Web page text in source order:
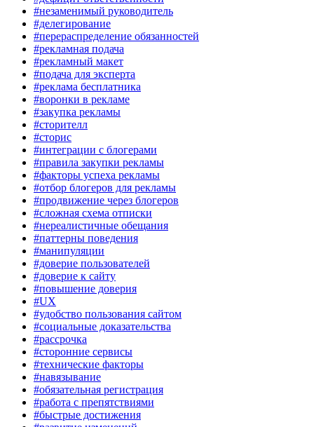
#незаменимый руководитель
#делегирование
#перераспределение обязанностей
#рекламная подача
#рекламный макет
#подача для эксперта
#реклама бесплатника
#воронки в рекламе
#закупка рекламы
#сторителл
#сторис
#интеграции с блогерами
#правила закупки рекламы
#факторы успеха рекламы
#отбор блогеров для рекламы
#продвижение через блогеров
#сложная схема отписки
#нереалистичные обещания
#паттерны поведения
#манипуляции
#доверие пользователей
#доверие к сайту
#повышение доверия
#UX
#удобство пользования сайтом
#социальные доказательства
#рассрочка
#сторонние сервисы
#технические факторы
#навязывание
#обязательная регистрация
#работа с препятствиями
#быстрые достижения